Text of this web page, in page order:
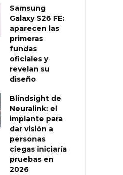
Samsung
Galaxy S26 FE:
aparecen las
primeras
fundas
oficiales y
revelan su
diseño
Blindsight de
Neuralink: el
implante para
dar visión a
personas
ciegas iniciaría
pruebas en
2026